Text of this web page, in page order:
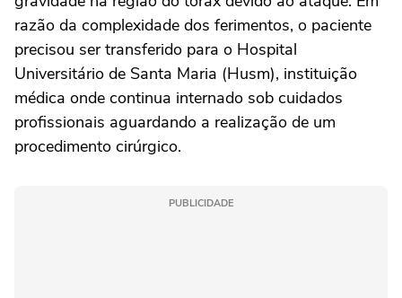
razão da complexidade dos ferimentos, o paciente
precisou ser transferido para o Hospital
Universitário de Santa Maria (Husm), instituição
médica onde continua internado sob cuidados
profissionais aguardando a realização de um
procedimento cirúrgico.
PUBLICIDADE